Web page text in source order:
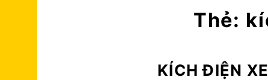
Thẻ:
KÍCH ĐIỆN